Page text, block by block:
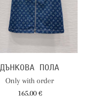
ДЪНКОВА ПОЛА
Only with order
165.00 €